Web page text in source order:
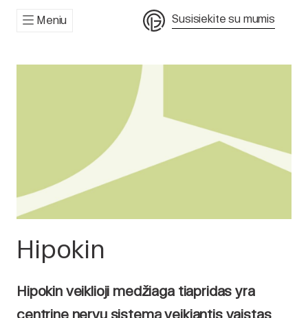
Meniu Susisiekite su mumis
Hipokin
Hipokin veiklioji medžiaga tiapridas yra
centrinę nervų sistemą veikiantis vaistas